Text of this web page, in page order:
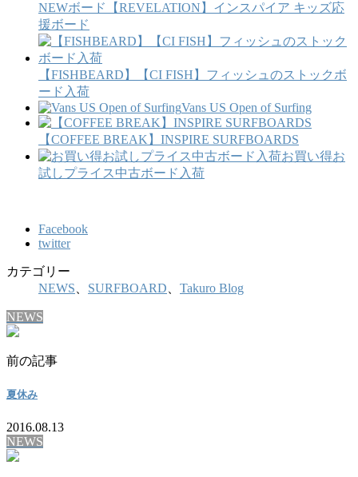
NEWボード【REVELATION】インスパイア キッズ応
援ボード
【FISHBEARD】【CI FISH】フィッシュのストックボ
ード入荷
Vans US Open of Surfing
【COFFEE BREAK】INSPIRE SURFBOARDS
お買い得お
試しプライス中古ボード入荷
Facebook
twitter
カテゴリー
NEWS
SURFBOARD Takuro Blog
NEWS
前の記事
夏休み
2016.08.13
NEWS